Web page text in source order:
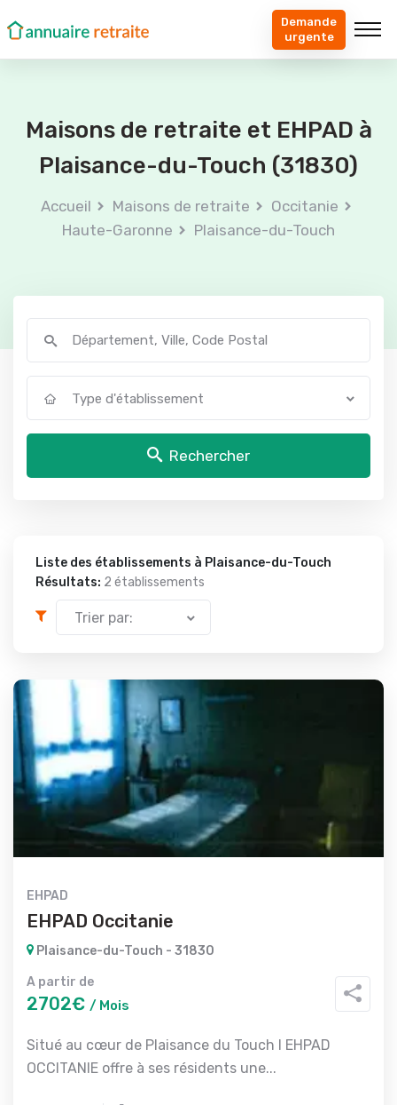
Demande
urgente
Maisons de retraite et EHPAD à
Plaisance-du-Touch (31830)
Accueil Maisons de retraite
Occitanie
Haute-Garonne
Plaisance-du-Touch
Type d'établissement
Rechercher
Liste des établissements à Plaisance-du-Touch
Résultats: 2 établissements
Trier par:
EHPAD
EHPAD Occitanie
Plaisance-du-Touch - 31830
A partir de
2702€ / Mois
Situé au cœur de Plaisance du Touch l EHPAD
OCCITANIE offre à ses résidents une...